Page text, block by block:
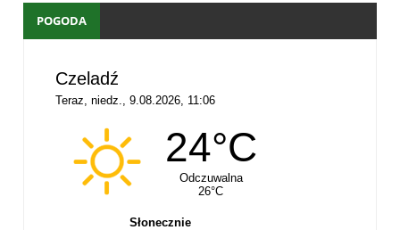
POGODA